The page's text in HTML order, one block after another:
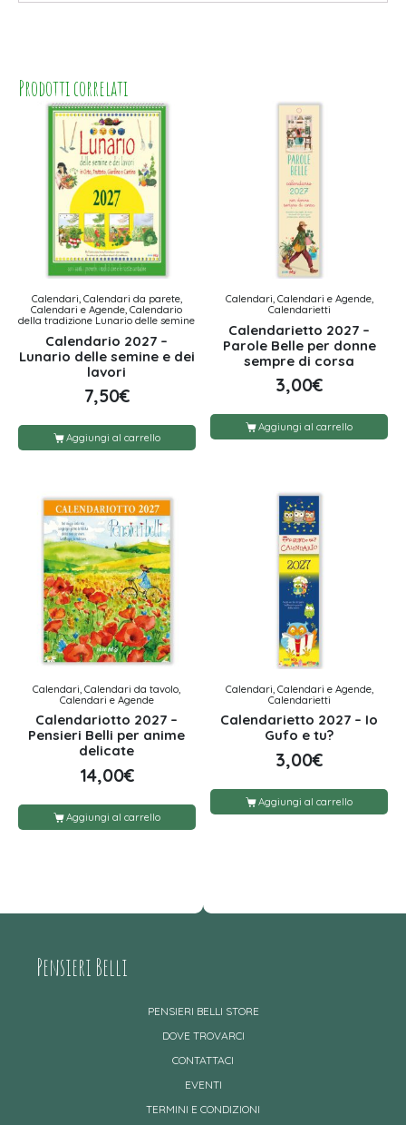
Prodotti correlati
Calendari, Calendari da parete,
Calendari e Agende, Calendario
della tradizione Lunario delle semine
Calendario 2027 –
Lunario delle semine e dei
lavori
7,50€
Aggiungi al carrello
Calendari, Calendari e Agende,
Calendarietti
Calendarietto 2027 –
Parole Belle per donne
sempre di corsa
3,00€
Aggiungi al carrello
Calendari, Calendari da tavolo,
Calendari e Agende
Calendariotto 2027 –
Pensieri Belli per anime
delicate
14,00€
Aggiungi al carrello
Calendari, Calendari e Agende,
Calendarietti
Calendarietto 2027 – Io
Gufo e tu?
3,00€
Aggiungi al carrello
Pensieri Belli
PENSIERI BELLI STORE
DOVE TROVARCI
CONTATTACI
EVENTI
TERMINI E CONDIZIONI